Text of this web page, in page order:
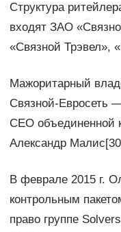
Структура
входят ЗАО
«Связной Трэвел»,
Мажоритарный
Связной-Евросеть
CEO
Александр
В феврале 2015 г.
контрольным
право группе